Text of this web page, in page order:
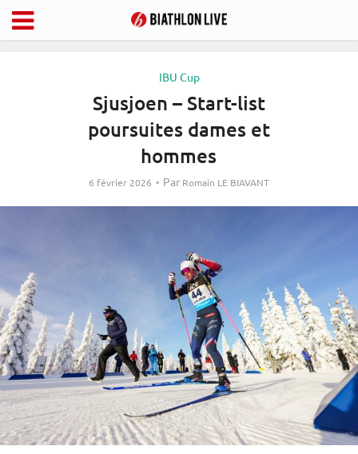
IBU Cup
Sjusjoen – Start-list
poursuites dames et
hommes
6 février 2026 Par Romain LE BIAVANT